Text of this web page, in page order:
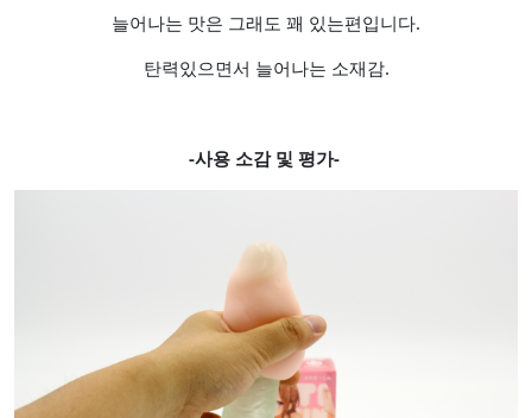
늘어나는 맛은 그래도 꽤 있는편입니다.
탄력있으면서 늘어나는 소재감.
-사용 소감 및 평가-